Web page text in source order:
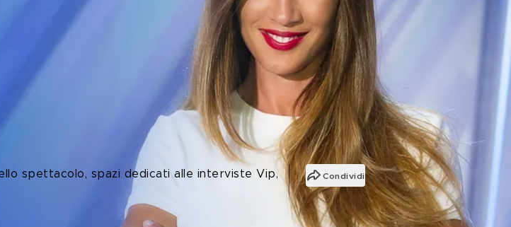
spettacolo, spazi dedicati alle interviste Vip,
Condividi